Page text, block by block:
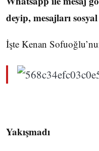
deyip, mesajları
İşte Kenan
Yakışmadı